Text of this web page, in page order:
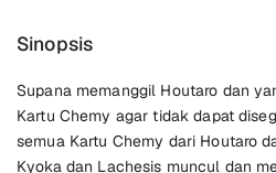
Sinopsis
Supana memanggil Houtaro dan
Kartu Chemy agar tidak dapat
semua Kartu Chemy dari Houtaro
Kyoka dan Lachesis muncul dan